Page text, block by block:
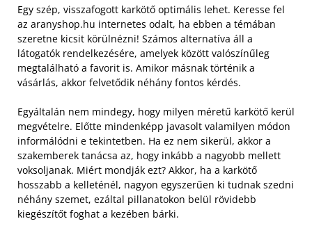
Egy szép, visszafogott karkötő optimális lehet. Keresse fel
az aranyshop.hu internetes odalt, ha ebben a témában
szeretne kicsit körülnézni! Számos alternatíva áll a
látogatók rendelkezésére, amelyek között valószínűleg
megtalálható a favorit is. Amikor másnak történik a
vásárlás, akkor felvetődik néhány fontos kérdés.
Egyáltalán nem mindegy, hogy milyen méretű karkötő kerül
megvételre. Előtte mindenképp javasolt valamilyen módon
informálódni e tekintetben. Ha ez nem sikerül, akkor a
szakemberek tanácsa az, hogy inkább a nagyobb mellett
voksoljanak. Miért mondják ezt? Akkor, ha a karkötő
hosszabb a kelleténél, nagyon egyszerűen ki tudnak szedni
néhány szemet, ezáltal pillanatokon belül rövidebb
kiegészítőt foghat a kezében bárki.